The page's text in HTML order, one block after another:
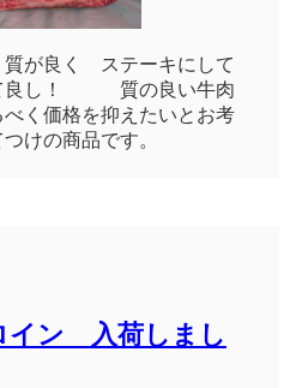
が良く ステーキにして
良し！ 質の良い牛肉
く価格を抑えたいとお考
けの商品です。
ン 入荷しまし